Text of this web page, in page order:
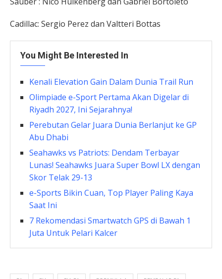
Cadillac: Sergio Perez dan Valtteri Bottas
You Might Be Interested In
Kenali Elevation Gain Dalam Dunia Trail Run
Olimpiade e-Sport Pertama Akan Digelar di
Riyadh 2027, Ini Sejarahnya!
Perebutan Gelar Juara Dunia Berlanjut ke GP
Abu Dhabi
Seahawks vs Patriots: Dendam Terbayar
Lunas! Seahawks Juara Super Bowl LX dengan
Skor Telak 29-13
e-Sports Bikin Cuan, Top Player Paling Kaya
Saat Ini
7 Rekomendasi Smartwatch GPS di Bawah 1
Juta Untuk Pelari Kalcer